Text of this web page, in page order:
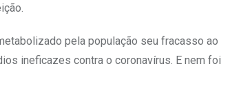
pela população seu fracasso ao
ineficazes contra o coronavírus. E nem foi